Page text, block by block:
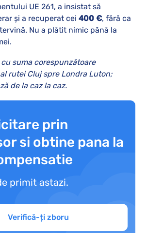
UE 261, a insistat să
și a recuperat cei 400 €, fără ca
Nu a plătit nimic până la
suma corespunzătoare
rutei Cluj spre Londra Luton;
de la caz la caz.
prin
si obtine pana la
primit astazi.
Verifică-ți zboru